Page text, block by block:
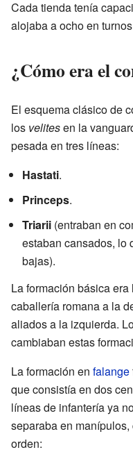
Cada tienda tenía
alojaba a ocho en
¿Cómo era el
El esquema clásico de
los velitesen la
pesada en tres líneas:
Hastati.
Princeps.
Triarii (entraban en
estaban cansados, lo
bajas).
La formación básica
caballería romana a la
aliados a la izquierda.
cambiaban estas
La formación en falange
que consistía en dos
líneas de infantería ya
separaba en
orden: